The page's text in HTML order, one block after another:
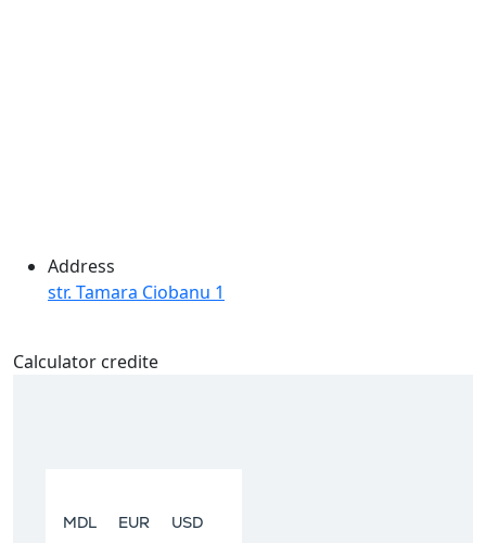
Address
str. Tamara Ciobanu 1
Calculator credite